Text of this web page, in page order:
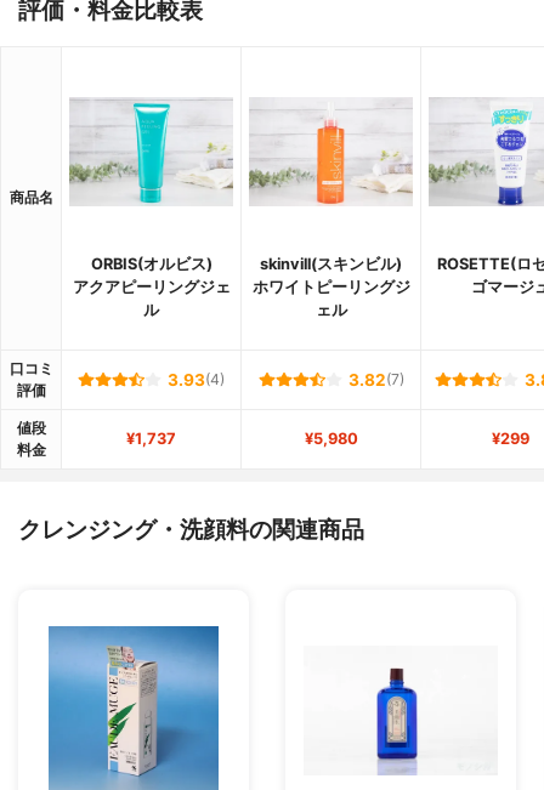
評価・料金比較表
商品名
ORBIS(オルビス)
アクアピーリングジェ
ル
skinvill(スキンビル)
ホワイトピーリングジ
ェル
ROSETTE(ロ
ゴマージ
口コミ
評価
3.93(4) 3.82(7)
値段
料金
¥1,737 ¥5,980 ¥299
クレンジング・洗顔料の関連商品